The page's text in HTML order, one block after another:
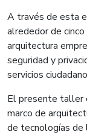
A través de esta
alrededor de
arquitectura
seguridad y
servicios
El presente taller
marco de
de tecnologías de